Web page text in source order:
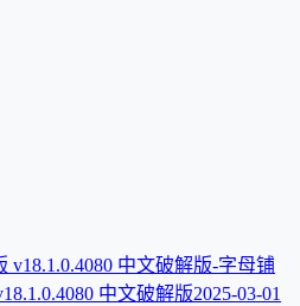
中文破解版2025-03-01